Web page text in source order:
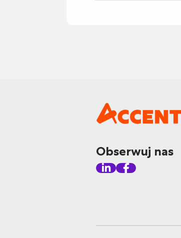
Obserwuj nas